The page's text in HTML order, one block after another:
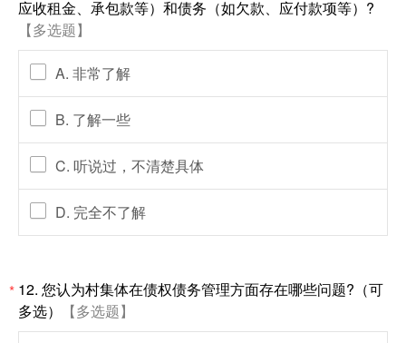
应收租金、承包款等）和债务（如欠款、应付款项等）?
【多选题】
A. 非常了解
B. 了解一些
C. 听说过，不清楚具体
D. 完全不了解
* 12. 您认为村集体在债权债务管理方面存在哪些问题?（可
多选）
【多选题】